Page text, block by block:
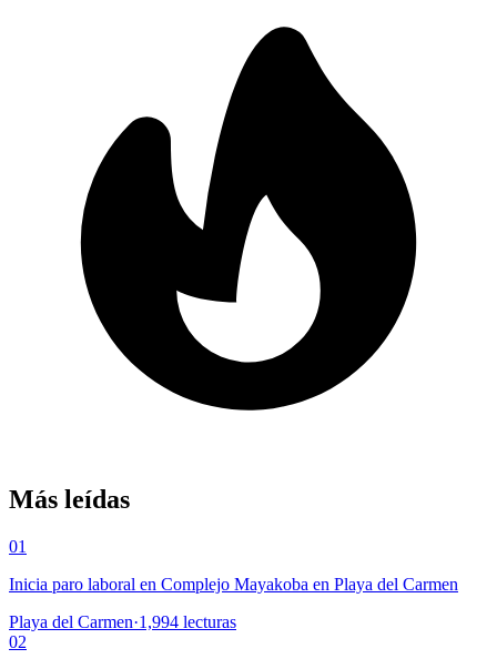
Más leídas
01
Inicia paro laboral en Complejo Mayakoba en Playa del Carmen
Playa del Carmen·1,994 lecturas
02